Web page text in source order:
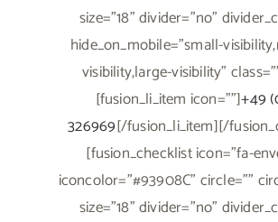
size="18" divider="no"
hide_on_mobile="small-
visibility,large-visibility"
[fusion_li_item icon=""]+49
326969[/fusion_li_item][/
[fusion_checklist icon="fa-
iconcolor="#93908C" circle=""
size="18" divider="no"